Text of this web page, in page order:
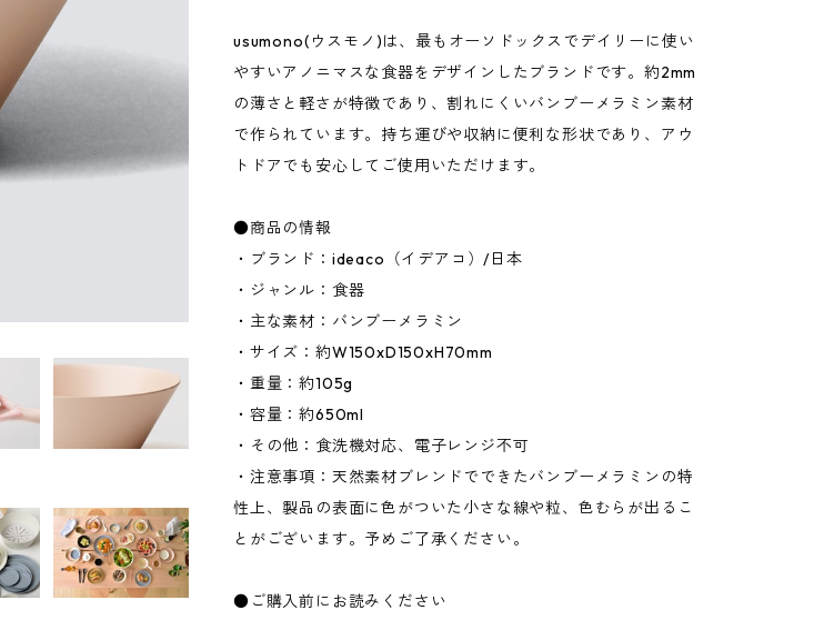
usumono(ウスモノ)は、最もオーソドックスでデイリーに使い
やすいアノニマスな食器をデザインしたブランドです。約2mm
の薄さと軽さが特徴であり、割れにくいバンブーメラミン素材
で作られています。持ち運びや収納に便利な形状であり、アウ
トドアでも安心してご使用いただけます。
●商品の情報
・ブランド：ideaco（イデアコ）/日本
・ジャンル：食器
・主な素材：バンブーメラミン
・サイズ：約W150xD150xH70mm
・重量：約105g
・容量：約650ml
・その他：食洗機対応、電子レンジ不可
・注意事項：天然素材ブレンドでできたバンブーメラミンの特
性上、製品の表面に色がついた小さな線や粒、色むらが出るこ
とがございます。予めご了承ください。
●ご購入前にお読みください